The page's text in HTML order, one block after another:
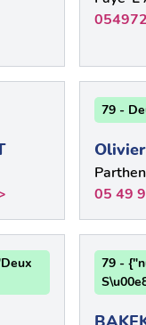
79 -
05 49
79 -